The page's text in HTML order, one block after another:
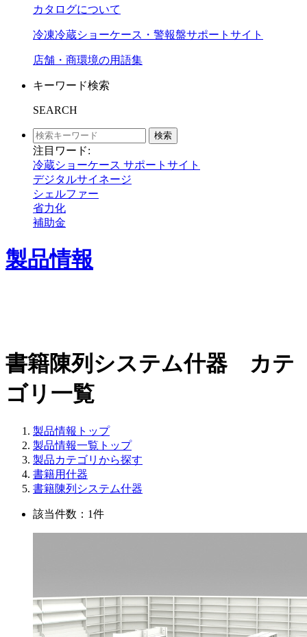
カタログについて
冷凍冷蔵ショーケース・警報盤サポートサイト
店舗・商環境の用語集
キーワード検索
SEARCH
検索
注目ワード:
冷蔵ショーケース サポートサイト
デジタルサイネージ
シェルファー
省力化
補助金
製品情報
書籍陳列システム什器 カテ
ゴリ一覧
製品情報トップ
製品情報一覧トップ
製品カテゴリから探す
書籍用什器
書籍陳列システム什器
該当件数：1件